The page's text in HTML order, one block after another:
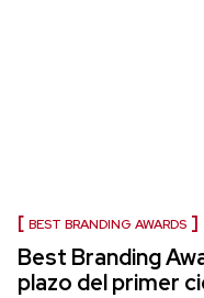
BEST BRANDING AWARDS
Best Branding
plazo del primer